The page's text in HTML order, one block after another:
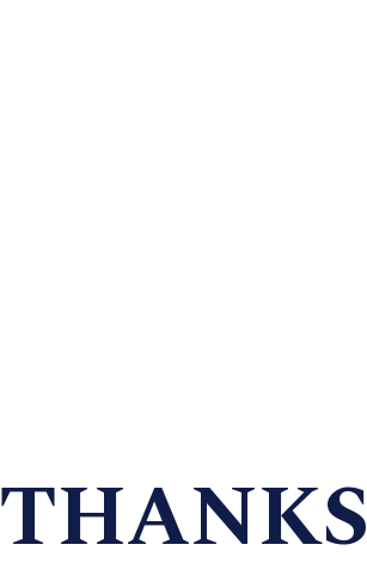
THANKS